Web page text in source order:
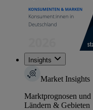
Insights
Market Insights
Marktprognosen
Ländern & Gebieten